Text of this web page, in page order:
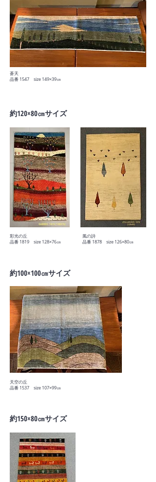
蒼天
​品番 1547 size 149×39㎝
​約120×80㎝サイズ
彩光の丘
​品番 1819 size 128×76㎝
風の詩
​品番 1878 size 126×80㎝
​約100×100㎝サイズ
天空の丘
​品番 1537 size 107×99㎝
​約150×80㎝サイズ